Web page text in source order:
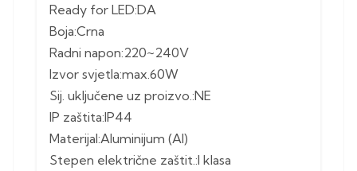
Ready for LED:DA
Boja:Crna
Radni napon:220~240V
Izvor svjetla:max.60W
Sij. uključene uz proizvo.:NE
IP zaštita:IP44
Materijal:Aluminijum (Al)
Stepen električne zaštit.:I klasa